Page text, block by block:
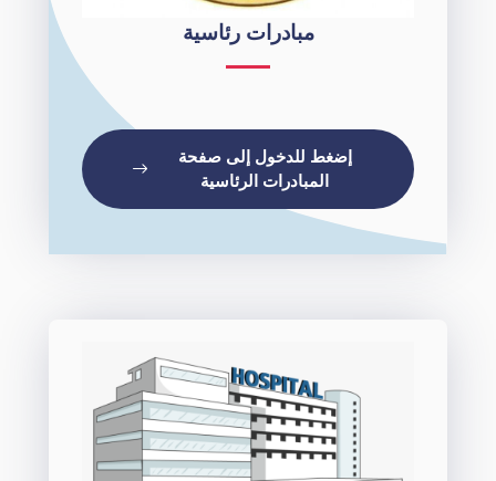
مبادرات رئاسية
إضغط للدخول إلى صفحة
المبادرات الرئاسية